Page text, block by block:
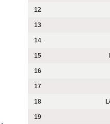
12
13
14
15
16
17
18
19